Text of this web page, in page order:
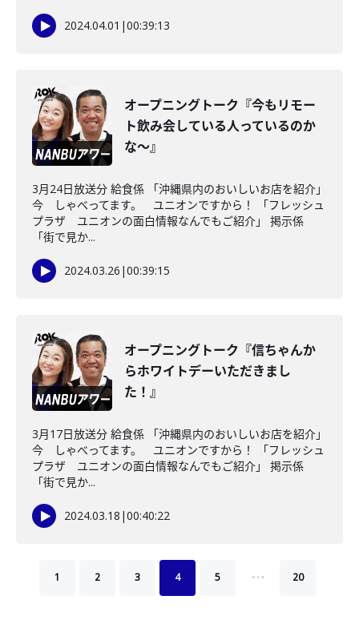
2024.04.01 |00:39:13
オープニングトーク『今もリモー
ト飲み会している人っているのか
な～』
3月24日放送分 給食係 「沖縄県内のおいしいお店を紹介」
今 しゃべってます。 ユニオンですから！ 「フレッシュ
プラザ ユニオンの面白情報なんでもご紹介」 掲示係
「街で見か...
2024.03.26 |00:39:15
オープニングトーク『信ちゃんか
らホワイトデーいただきまし
た！』
3月17日放送分 給食係 「沖縄県内のおいしいお店を紹介」
今 しゃべってます。 ユニオンですから！ 「フレッシュ
プラザ ユニオンの面白情報なんでもご紹介」 掲示係
「街で見か...
2024.03.18 |00:40:22
1 2 3 4 5 … 20